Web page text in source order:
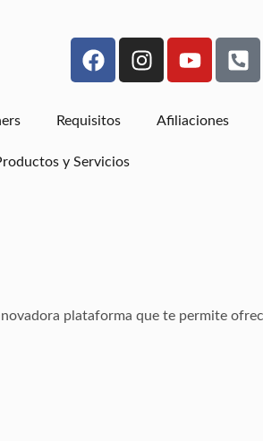
Requisitos Afiliaciones
y Servicios
plataforma que te permite